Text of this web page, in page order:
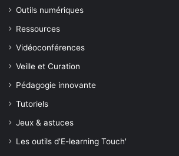
Outils numériques
Ressources
Vidéoconférences
Veille et Curation
Pédagogie innovante
Tutoriels
Jeux & astuces
Les outils d'E-learning Touch'